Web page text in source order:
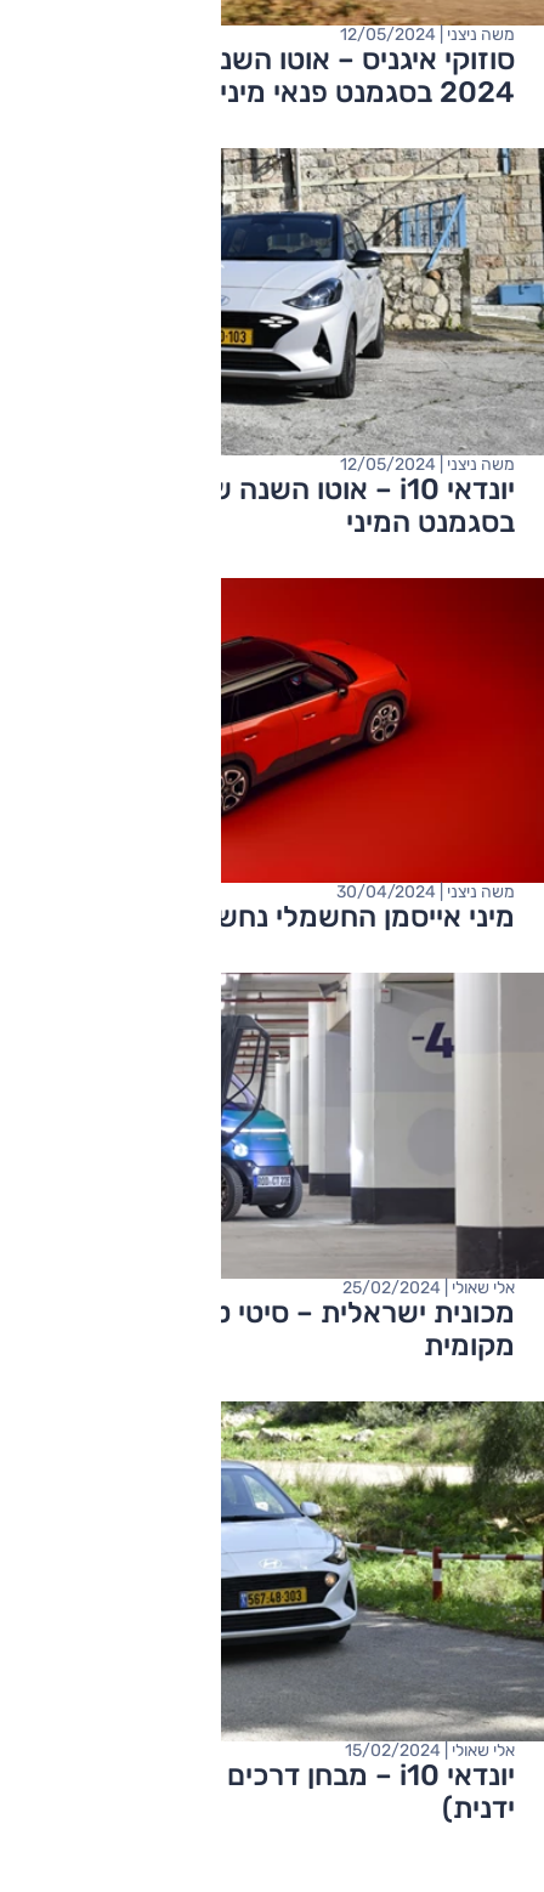
סוזוקי איגניס – אוטו השנה של ישראל
2024 בסגמנט פנאי מיני
משה ניצני | 12/05/2024
בסגמנט המיני
משה ניצני | 12/05/2024
מיני אייסמן החשמלי נחשף רשמית
משה ניצני | 30/04/2024
מכונית ישראלית – סיטי טרנספורמר בנהיגה
מקומית
אלי שאולי | 25/02/2024
יונדאי i10 – מבחן דרכים (מתיחת פנים,
ידנית)
אלי שאולי | 15/02/2024